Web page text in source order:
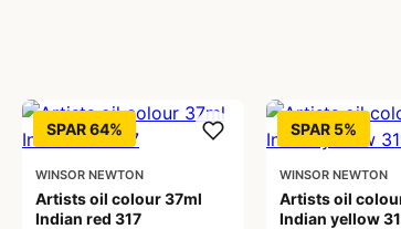
SPAR 64%
WINSOR NEWTON
Artists oil colour 37ml
Indian red 317
SPAR 5%
WINSOR NEWTON
Artists oil
Indian yellow